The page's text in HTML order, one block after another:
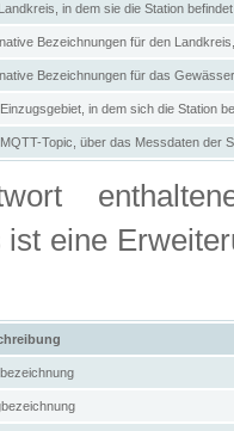
in dem sie die Station befindet
Bezeichnungen für den
Bezeichnungen für das
in dem sich die Station
Topic, über das Messdaten der
eine